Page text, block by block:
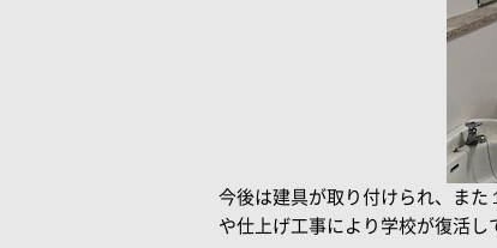
今後は建具が取り付けられ、ま
や仕上げ工事により学校が復活し